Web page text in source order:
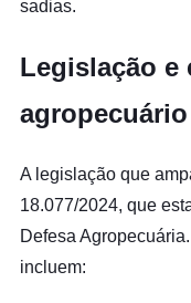
sadias.
Legislação e
agropecuário
A legislação que
18.077/2024, que
Defesa
incluem: